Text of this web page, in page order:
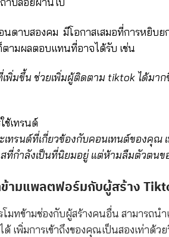
นดาบสองคม มีโอกาสเสมอที่การหยิบ
ตามผลตอบแทนที่อาจได้รับ เช่น
เพิ่มขึ้น ช่วยเพิ่มผู้ติดตาม tiktok ได้มา
ช้เทรนด์
ะเทรนด์ที่เกี่ยวข้องกับคอนเทนต์ของคุ
ที่กำลังเป็นที่นิยมอยู่ แต่ห้ามลืมตัวตน
ข้ามแพลตฟอร์มกับผู้สร้าง
โมทข้ามช่องกับผู้สร้างคนอื่น สามารถ
เพิ่มการเข้าถึงของคุณเป็นสองเท่าด้ว